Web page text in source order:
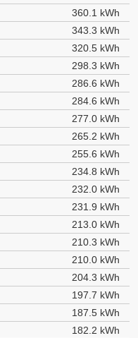
360.1 kWh
343.3 kWh
320.5 kWh
298.3 kWh
286.6 kWh
284.6 kWh
277.0 kWh
265.2 kWh
255.6 kWh
234.8 kWh
232.0 kWh
231.9 kWh
213.0 kWh
210.3 kWh
210.0 kWh
204.3 kWh
197.7 kWh
187.5 kWh
182.2 kWh